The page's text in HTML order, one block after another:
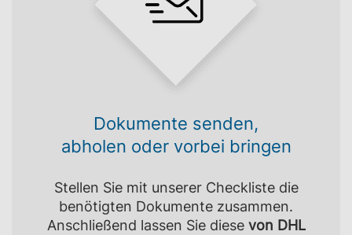
Dokumente senden,
abholen oder vorbei bringen
Stellen Sie mit unserer Checkliste die
benötigten Dokumente zusammen.
Anschließend lassen Sie diese von DHL